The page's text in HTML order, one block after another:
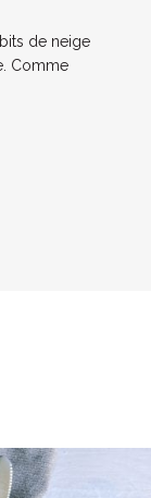
de neige
Comme